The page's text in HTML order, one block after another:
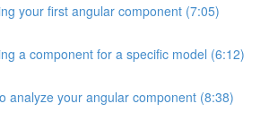
your first angular component (7:05)
a component for a specific model (6:12)
analyze your angular component (8:38)